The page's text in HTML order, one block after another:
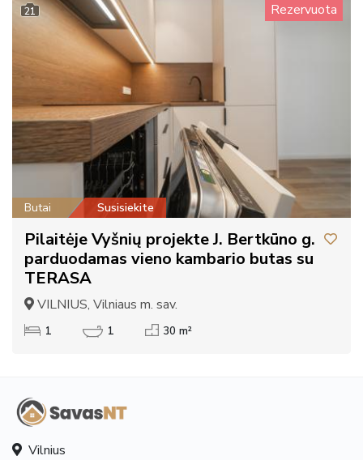
21 Rezervuota
Butai Susisiekite
Pilaitėje Vyšnių projekte J. Bertkūno g.
parduodamas vieno kambario butas su
TERASA
VILNIUS, Vilniaus m. sav.
1 1 30 m²
Vilnius